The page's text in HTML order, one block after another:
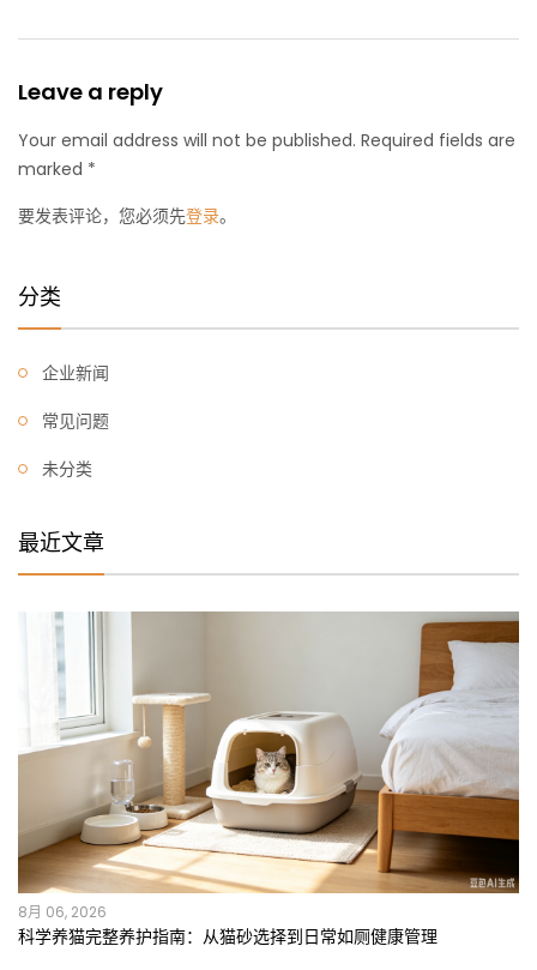
Leave a reply
Your email address will not be published. Required fields are
marked *
要发表评论，您必须先登录。
分类
企业新闻
常见问题
未分类
最近文章
8月 06, 2026
科学养猫完整养护指南：从猫砂选择到日常如厕健康管理